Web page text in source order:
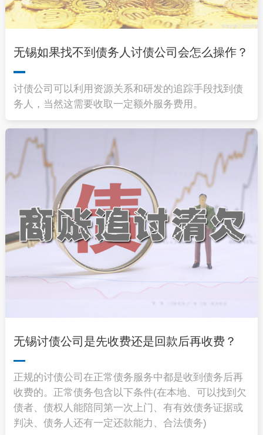
无锡如果找不到债务人讨债公司会怎么操作？
讨债公司可以利用资源关系和研发的追踪手段找到债
务人，当然这需要收取一定额外服务费用。
无锡讨债公司是先收费还是回款后再收费？
正规的讨债公司在正常债务服务中都是收到债务后再
收费的。正常债务包含以下条件(在本地、可以找到欠
债者、债权人能陪同第一次上门、有有效债务证据或
判决、债务人还有一定还款能力、合法债务)